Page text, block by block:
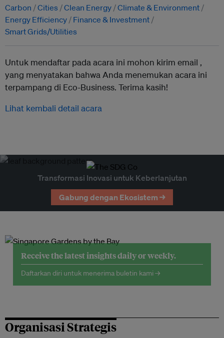
Carbon Cities Clean Energy Climate & Environment
Energy Efficiency
Finance & Investment
Smart Grids/Utilities
Untuk mendaftar pada acara ini mohon kirim email ,
yang menyatakan bahwa Anda menemukan acara ini
terpampang di Eco-Business. Terima kasih!
Lihat kembali detail acara
Transformasi Inovasi untuk Keberlanjutan
Gabung dengan Ekosistem →
Receive the latest insights daily or weekly.
Daftarkan diri untuk menerima buletin kami →
Organisasi Strategis